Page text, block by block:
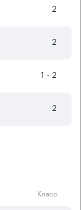
2
2
1 - 2
2
Класс